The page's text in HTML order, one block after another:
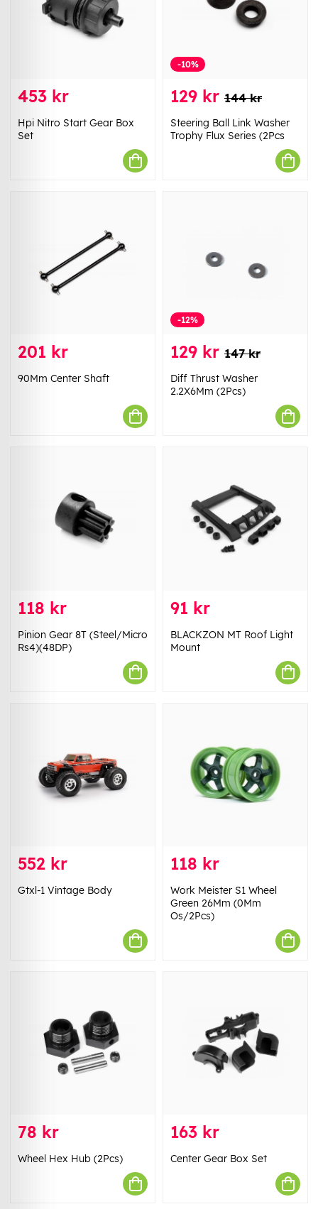
453 kr
Hpi Nitro Start Gear Box
Set
-10%
129 kr 144 kr
Steering Ball Link Washer
Trophy Flux Series (2Pcs
201 kr
90Mm Center Shaft
-12%
129 kr 147 kr
Diff Thrust Washer
2.2X6Mm (2Pcs)
118 kr
Pinion Gear 8T (Steel/Micro
Rs4)(48DP)
91 kr
BLACKZON MT Roof Light
Mount
552 kr
Gtxl-1 Vintage Body
118 kr
Work Meister S1 Wheel
Green 26Mm (0Mm
Os/2Pcs)
78 kr
Wheel Hex Hub (2Pcs)
163 kr
Center Gear Box Set